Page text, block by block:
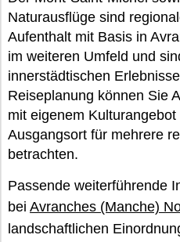
Naturausflüge sind
Aufenthalt mit Basis in
im weiteren Umfeld und
innerstädtischen
Reiseplanung können Sie
mit eigenem
Ausgangsort für mehrere
betrachten.
Passende weiterführende
bei Avranches (Manche)
landschaftlichen